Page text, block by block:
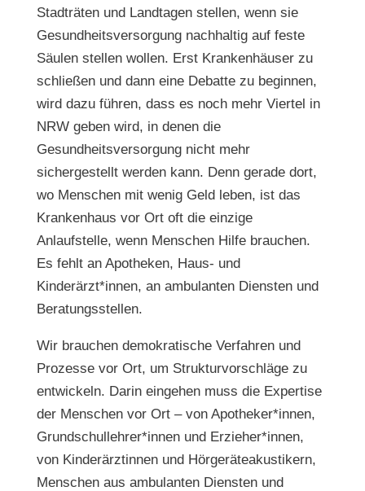
Stadträten und Landtagen stellen, wenn sie
Gesundheitsversorgung nachhaltig auf feste
Säulen stellen wollen. Erst Krankenhäuser zu
schließen und dann eine Debatte zu beginnen,
wird dazu führen, dass es noch mehr Viertel in
NRW geben wird, in denen die
Gesundheitsversorgung nicht mehr
sichergestellt werden kann. Denn gerade dort,
wo Menschen mit wenig Geld leben, ist das
Krankenhaus vor Ort oft die einzige
Anlaufstelle, wenn Menschen Hilfe brauchen.
Es fehlt an Apotheken, Haus- und
Kinderärzt*innen, an ambulanten Diensten und
Beratungsstellen.
Wir brauchen demokratische Verfahren und
Prozesse vor Ort, um Strukturvorschläge zu
entwickeln. Darin eingehen muss die Expertise
der Menschen vor Ort – von Apotheker*innen,
Grundschullehrer*innen und Erzieher*innen,
von Kinderärztinnen und Hörgeräteakustikern,
Menschen aus ambulanten Diensten und